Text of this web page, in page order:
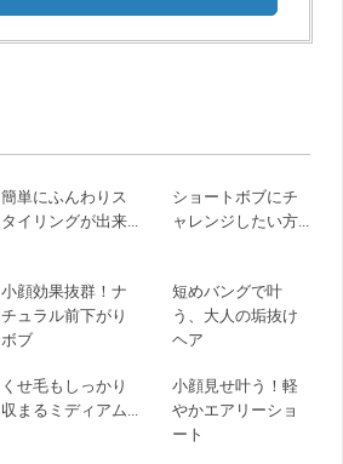
簡単にふんわりス
タイリングが出来...
ショートボブにチ
ャレンジしたい方...
小顔効果抜群！ナ
チュラル前下がり
ボブ
短めバングで叶
う、大人の垢抜け
ヘア
くせ毛もしっかり
収まるミディアム...
小顔見せ叶う！軽
やかエアリーショ
ート